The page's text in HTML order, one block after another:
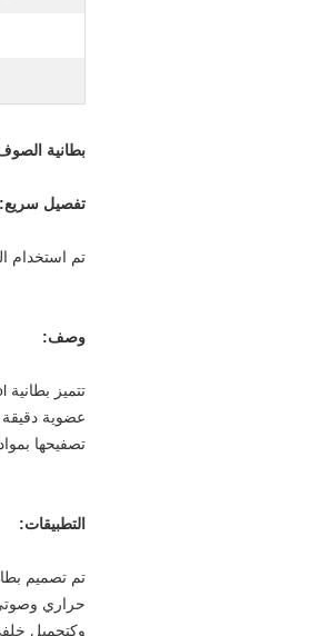
بطانية
تفصيل سريع:
تم استخدام
وصف:
عضوية
تصفيحها
التطبيقات:
حراري وصوتي
وكتحميل